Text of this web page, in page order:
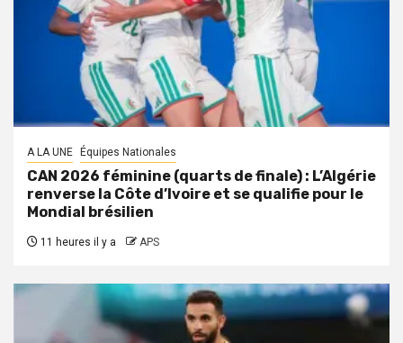
A LA UNE Équipes Nationales
CAN 2026 féminine (quarts de finale) : L’Algérie
renverse la Côte d’Ivoire et se qualifie pour le
Mondial brésilien
11 heures il y a APS